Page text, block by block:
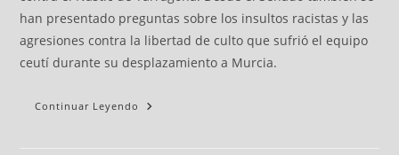
han presentado preguntas sobre los insultos racistas y las
agresiones contra la libertad de culto que sufrió el equipo
ceutí durante su desplazamiento a Murcia.
Continuar Leyendo